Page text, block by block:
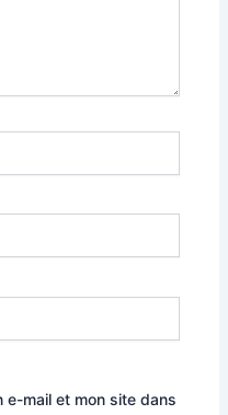
e-mail et mon site dans